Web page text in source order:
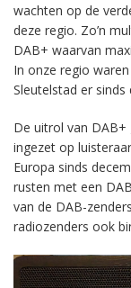
wachten op de
deze regio. Zo’n
DAB+ waarvan
In onze regio
Sleutelstad er sinds
De uitrol van DAB+
ingezet op
Europa sinds
rusten met een
van de DAB-
radiozenders ook